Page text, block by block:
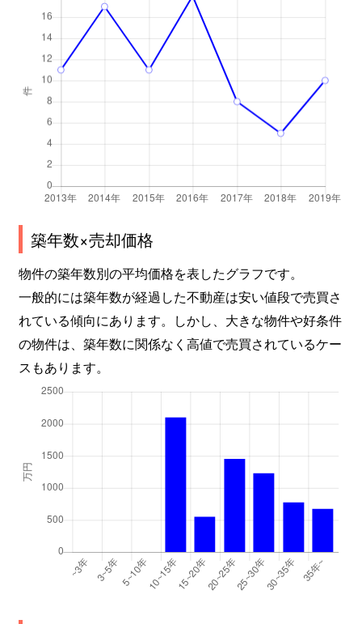
築年数×売却価格
物件の築年数別の平均価格を表したグラフです。
一般的には築年数が経過した不動産は安い値段で売買さ
れている傾向にあります。しかし、大きな物件や好条件
の物件は、築年数に関係なく高値で売買されているケー
スもあります。